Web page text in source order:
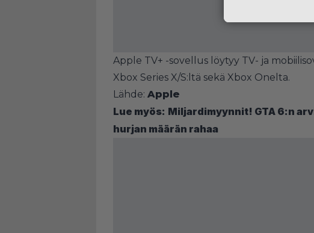
Apple TV+ -sovellus löytyy TV- ja
Xbox Series X/S:ltä sekä Xbox Onelta.
Lähde: Apple
Lue myös: Miljardimyynnit! GTA 6:n
hurjan määrän rahaa